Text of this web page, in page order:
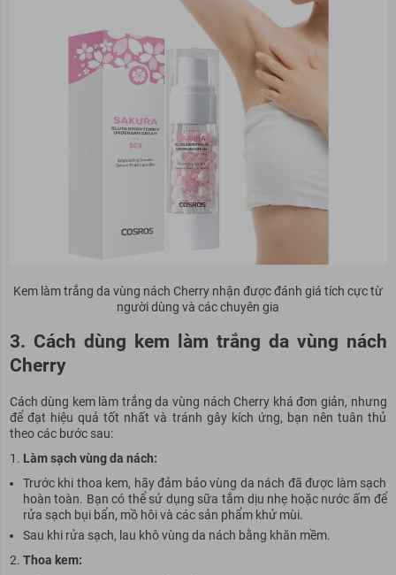
Kem làm trắng da vùng nách Cherry nhận được đánh giá tích cực từ
người dùng và các chuyên gia
3. Cách dùng kem làm trắng da vùng nách
Cherry
Cách dùng kem làm trắng da vùng nách Cherry khá đơn giản, nhưng
để đạt hiệu quả tốt nhất và tránh gây kích ứng, bạn nên tuân thủ
theo các bước sau:
Làm sạch vùng da nách:
Trước khi thoa kem, hãy đảm bảo vùng da nách đã được làm sạch
hoàn toàn. Bạn có thể sử dụng sữa tắm dịu nhẹ hoặc nước ấm để
rửa sạch bụi bẩn, mồ hôi và các sản phẩm khử mùi.
Sau khi rửa sạch, lau khô vùng da nách bằng khăn mềm.
Thoa kem: